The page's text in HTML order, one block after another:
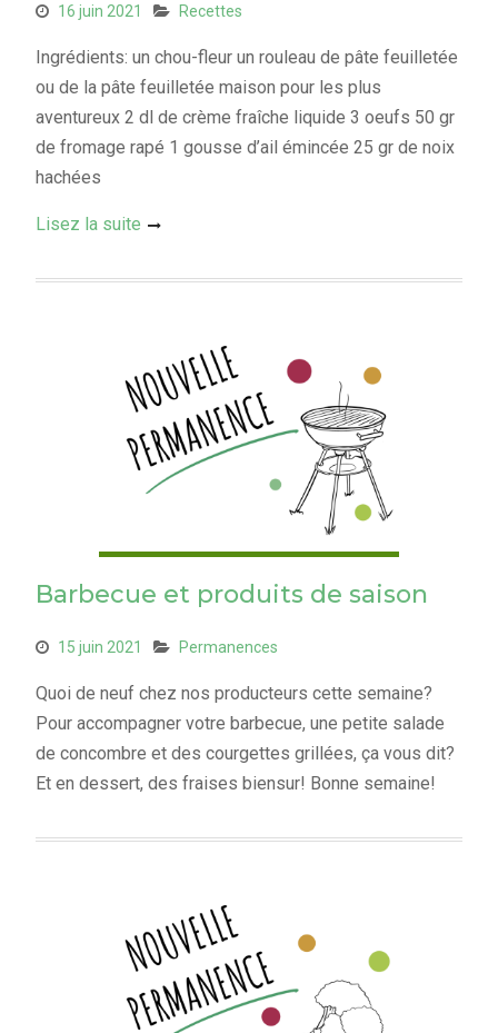
16 juin 2021 Recettes
Ingrédients: un chou-fleur un rouleau de pâte feuilletée
ou de la pâte feuilletée maison pour les plus
aventureux 2 dl de crème fraîche liquide 3 oeufs 50 gr
de fromage rapé 1 gousse d’ail émincée 25 gr de noix
hachées
Lisez la suite
Barbecue et produits de saison
15 juin 2021 Permanences
Quoi de neuf chez nos producteurs cette semaine?
Pour accompagner votre barbecue, une petite salade
de concombre et des courgettes grillées, ça vous dit?
Et en dessert, des fraises biensur! Bonne semaine!